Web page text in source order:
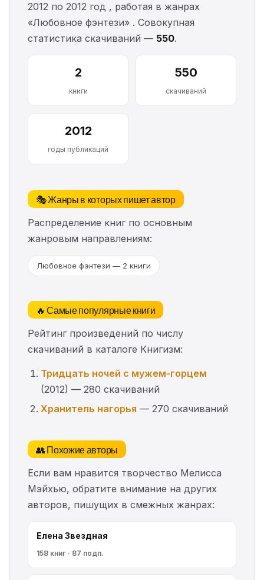
2012 по 2012 год , работая в жанрах
«Любовное фэнтези» . Совокупная
статистика скачиваний — 550.
2
книги
550
скачиваний
2012
годы публикаций
🎭 Жанры в которых пишет автор
Распределение книг по основным
жанровым направлениям:
Любовное фэнтези — 2 книги
🔥 Самые популярные книги
Рейтинг произведений по числу
скачиваний в каталоге Книгизм:
Тридцать ночей с мужем-горцем
(2012) — 280 скачиваний
Хранитель нагорья — 270 скачиваний
👥 Похожие авторы
Если вам нравится творчество Мелисса
Мэйхью, обратите внимание на других
авторов, пишущих в смежных жанрах:
Елена Звездная
158 книг · 87 подп.